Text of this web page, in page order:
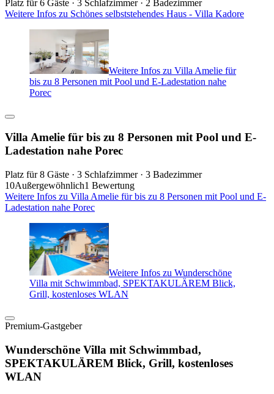
Platz für 6 Gäste · 3 Schlafzimmer · 2 Badezimmer
Weitere Infos zu Schönes selbststehendes Haus - Villa Kadore
Weitere Infos zu Villa Amelie für
bis zu 8 Personen mit Pool und E-Ladestation nahe
Porec
Villa Amelie für bis zu 8 Personen mit Pool und E-
Ladestation nahe Porec
Platz für 8 Gäste · 3 Schlafzimmer · 3 Badezimmer
10Außergewöhnlich1 Bewertung
Weitere Infos zu Villa Amelie für bis zu 8 Personen mit Pool und E-
Ladestation nahe Porec
Weitere Infos zu Wunderschöne
Villa mit Schwimmbad, SPEKTAKULÄREM Blick,
Grill, kostenloses WLAN
Premium-Gastgeber
Wunderschöne Villa mit Schwimmbad,
SPEKTAKULÄREM Blick, Grill, kostenloses
WLAN